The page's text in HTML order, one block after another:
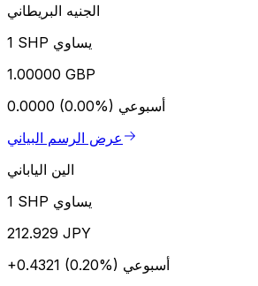
الجنيه البريطاني
1 SHP يساوي
1.00000 GBP
0.0000 (0.00%) أسبوعي
عرض الرسم البياني
الين الياباني
1 SHP يساوي
212.929 JPY
+0.4321 (0.20%) أسبوعي